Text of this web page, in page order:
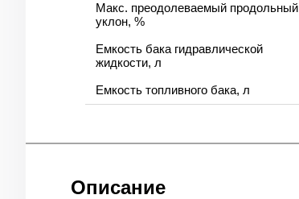
Макс. преодолеваемый продольный
уклон, %
Емкость бака гидравлической
жидкости, л
Емкость топливного бака, л
Описание